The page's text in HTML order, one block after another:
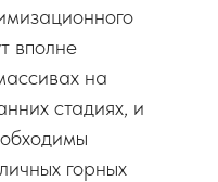
вполне
на
стадиях, и
горных